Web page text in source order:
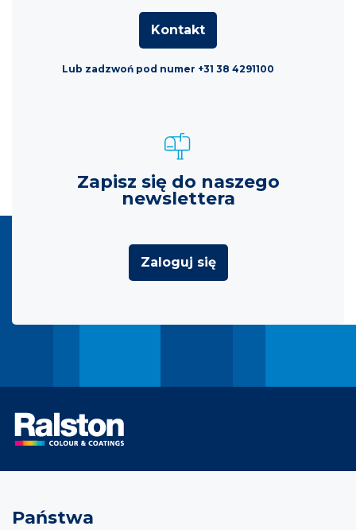
Kontakt
Lub zadzwoń pod numer +31 38 4291100
Zapisz się do naszego
newslettera
Zaloguj się
Państwa